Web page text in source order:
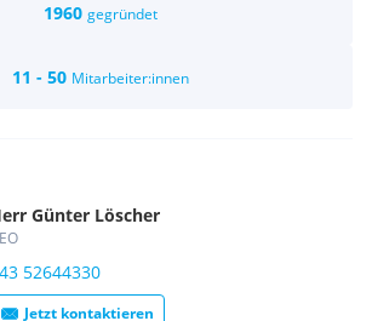
1960 gegründet
11 - 50 Mitarbeiter:innen
Günter Löscher
52644330
Jetzt kontaktieren